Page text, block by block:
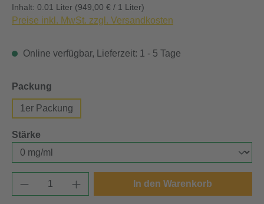
Inhalt: 0.01 Liter (949,00 € / 1 Liter)
Preise inkl. MwSt. zzgl. Versandkosten
Online verfügbar, Lieferzeit: 1 - 5 Tage
Packung
1er Packung
Stärke
Produkt Anzahl: Gib den gewünschten
In den Warenkorb